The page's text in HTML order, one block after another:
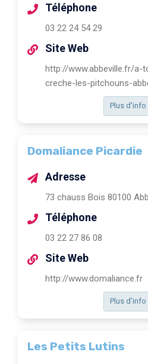
Plus d'info
Téléphone
03 22 24 54 29
Site Web
http://www.abbeville.fr/
creche-les-pitchouns-
Domaliance Picardie
Plus d'info
Adresse
73 chauss Bois 80100
Téléphone
03 22 27 86 08
Site Web
http://www.domaliance.fr
Les Petits Lutins